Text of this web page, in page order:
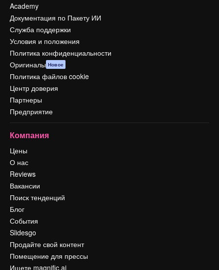
Academy
Документация по Пакету ИИ
Служба поддержки
Условия и положения
Политика конфиденциальности
Оригиналы Новое
Политика файлов cookie
Центр доверия
Партнеры
Предприятие
Компания
Цены
О нас
Reviews
Вакансии
Поиск тенденций
Блог
События
Slidesgo
Продайте свой контент
Помещение для прессы
Ищете magnific.ai